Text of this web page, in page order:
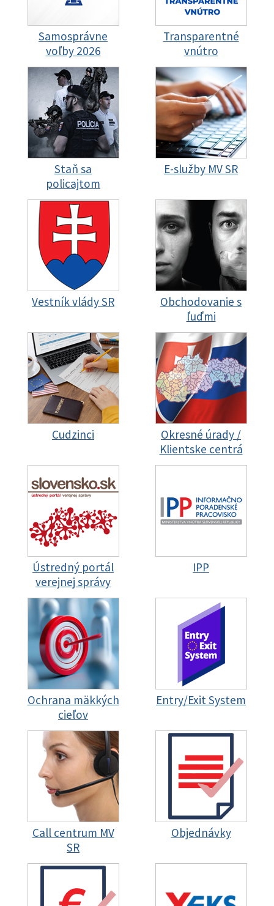
Samosprávne
voľby 2026
Transparentné
vnútro
Staň sa
policajtom
E-služby MV SR
Vestník vlády SR
Obchodovanie s
ľuďmi
Cudzinci
Okresné úrady /
Klientske centrá
Ústredný portál
verejnej správy
IPP
Ochrana mäkkých
cieľov
Entry/Exit System
Call centrum MV
SR
Objednávky